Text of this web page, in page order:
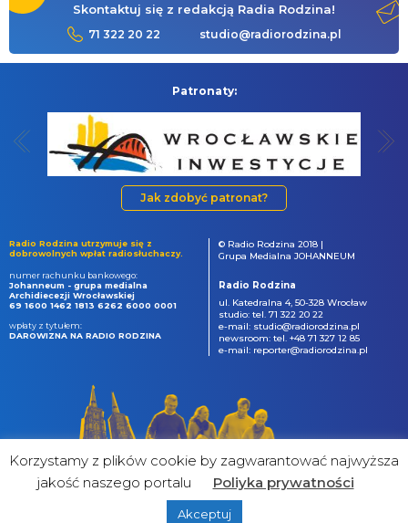
Skontaktuj się z redakcją Radia Rodzina!
71 322 20 22 studio@radiorodzina.pl
Patronaty:
Jak zdobyć patronat?
Radio Rodzina utrzymuje się z
dobrowolnych wpłat radiosłuchaczy.
numer rachunku bankowego:
Johanneum - grupa medialna
Archidiecezji Wrocławskiej
69 1600 1462 1813 6262 6000 0001
wpłaty z tytułem:
DAROWIZNA NA RADIO RODZINA
© Radio Rodzina 2018 |
Grupa Medialna JOHANNEUM
Radio Rodzina
ul. Katedralna 4, 50-328 Wrocław
studio: tel. 71 322 20 22
e-mail: studio@radiorodzina.pl
newsroom: tel. +48 71 327 12 85
e-mail: reporter@radiorodzina.pl
&
Korzystamy z plików cookie by zagwarantować najwyższa
jakość naszego portalu
Poliyka prywatności
Akceptuj